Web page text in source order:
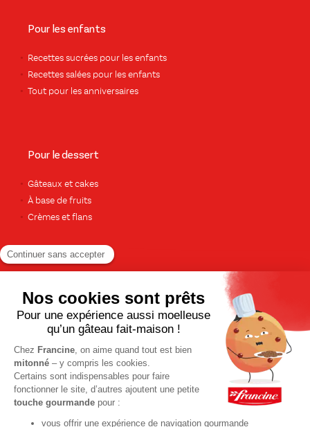
Pour les enfants
Recettes sucrées pour les enfants
Recettes salées pour les enfants
Tout pour les anniversaires
Pour le dessert
Gâteaux et cakes
À base de fruits
Crèmes et flans
Hiver